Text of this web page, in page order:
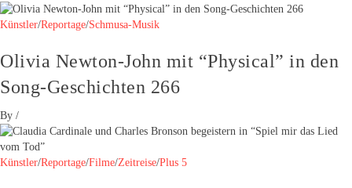
Künstler/Reportage/Schmusa-Musik
Olivia Newton-John mit “Physical” in den
Song-Geschichten 266
By /
Künstler/Reportage/Filme/Zeitreise/Plus 5